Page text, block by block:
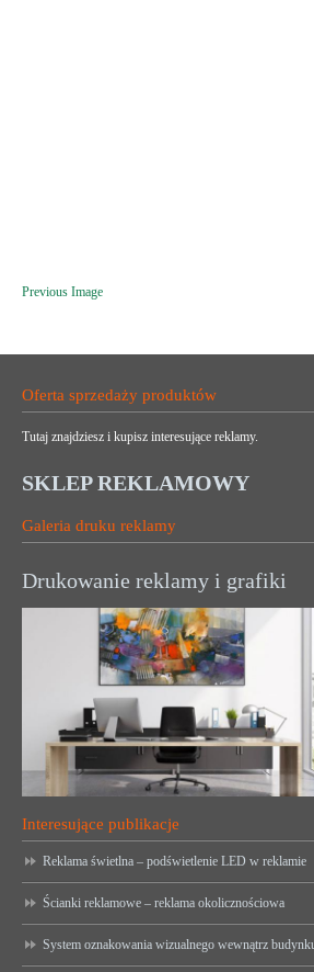
Previous Image
Oferta sprzedaży produktów
Tutaj znajdziesz i kupisz interesujące reklamy.
SKLEP REKLAMOWY
Galeria druku reklamy
Drukowanie reklamy i grafiki
Interesujące publikacje
Reklama świetlna – podświetlenie LED w reklamie
Ścianki reklamowe – reklama okolicznościowa
System oznakowania wizualnego wewnątrz